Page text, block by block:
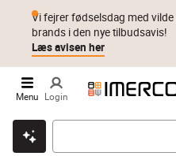
Klik & hent Byt i 1 år
Vi fejrer fødselsdag med
brands i den nye tilbudsavis!
Læs avisen her
Menu Login